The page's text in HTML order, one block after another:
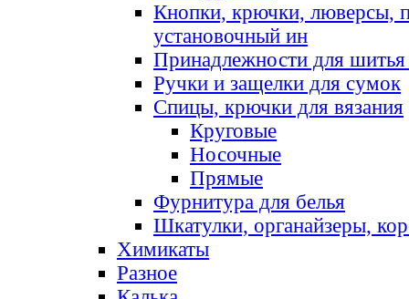
Кнопки, крючки, люверсы,
установочный ин
Принадлежности для шитья
Ручки и защелки для сумок
Спицы, крючки для вязания
Круговые
Носочные
Прямые
Фурнитура для белья
Шкатулки, органайзеры,
Химикаты
Разное